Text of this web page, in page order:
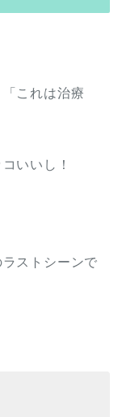
これは治療
いいし！
ストシーンで